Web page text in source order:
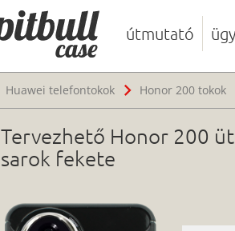
útmutató
Huawei telefontokok Honor 200 tokok
Tervezhető Honor 200
sarok fekete